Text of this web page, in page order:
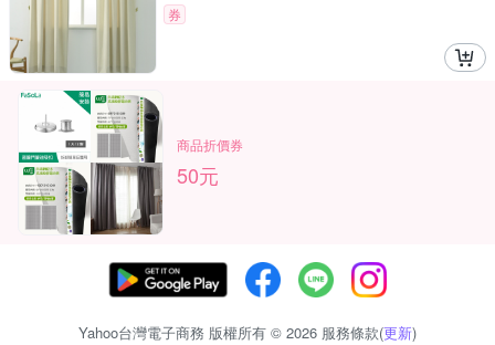
券
商品折價券
50元
Yahoo台灣電子商務 版權所有 © 2026 服務條款(更新)